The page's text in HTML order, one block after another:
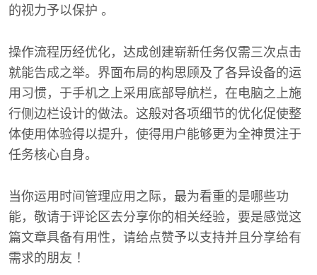
的视力予以保护 。
操作流程历经优化，达成创建崭新任务仅需三次点击
就能告成之举。界面布局的构思顾及了各异设备的运
用习惯，于手机之上采用底部导航栏，在电脑之上施
行侧边栏设计的做法。这般对各项细节的优化促使整
体使用体验得以提升，使得用户能够更为全神贯注于
任务核心自身。
当你运用时间管理应用之际，最为看重的是哪些功
能，敬请于评论区去分享你的相关经验，要是感觉这
篇文章具备有用性，请给点赞予以支持并且分享给有
需求的朋友 ！